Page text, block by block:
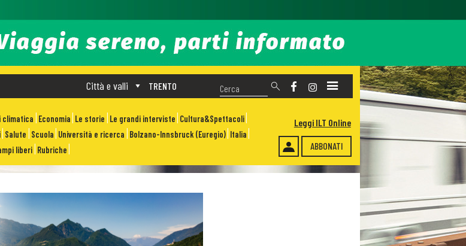
TRENTO
Città e valli
climatica Economia Le storie Le grandi interviste Cultura&Spettacoli
Salute Scuola Università e ricerca Bolzano-Innsbruck (Euregio) Italia
liberi Rubriche ABBONATI
Leggi ILT Online